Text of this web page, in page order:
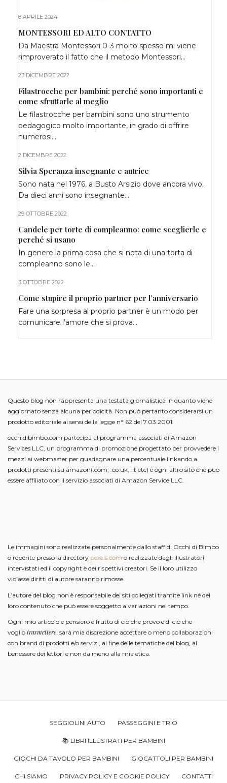
8 APRILE 2024
MONTESSORI ED ALTO CONTATTO
Da Maestra Montessori 0-3 molto spesso mi viene
rimproverato il fatto che il metodo Montessori…
23 DICEMBRE 2022
Filastrocche per bambini: perché sono importanti e
come sfruttarle al meglio
Le filastrocche per bambini sono uno strumento
pedagogico molto importante, in grado di offrire
numerosi…
2 DICEMBRE 2022
Silvia Speranza insegnante e autrice
Sono nata nel 1976, a Busto Arsizio dove ancora vivo.
Da dieci anni sono insegnante…
29 OTTOBRE 2022
Candele per torte di compleanno: come sceglierle e
perché si usano
In genere la prima cosa che si nota di una torta di
compleanno sono le…
3 OTTOBRE 2022
Come stupire il proprio partner per l’anniversario
Fare una sorpresa al proprio partner è un modo per
comunicare l’amore che si prova…
Questo blog non rappresenta una testata giornalistica in quanto viene
aggiornato senza alcuna periodicità. Non può pertanto considerarsi un
prodotto editoriale ai sensi della legge n° 62 del 7.03.2001.
occhidibimbo.com partecipa al programma associati di Amazon
Services LLC, un programma di promozione progettato per provvedere i
mezzi ai webmaster per guadagnare una percentuale linkando a
prodotti presenti su amazon(.com, .co.uk, .it etc) e ogni altro sito che può
essere affiliato con il servizio associati di Amazon Service LLC.
Le immagini sono realizzate personalmente dallo staff di Occhi di Bimbo
o reperite presso la directory pexels.com o realizzate dagli illustratori
intervistati ed il copyright è dei rispettivi creatori. Se il loro utilizzo
violasse diritti di autore saranno rimosse.
L’autore del blog non è responsabile dei siti collegati tramite link né del
loro contenuto che può essere soggetto a variazioni nel tempo.
Ogni mio articolo e pensiero è frutto di ciò che provo e di ciò che
voglio trasmettere, sarà mia discrezione accettare o meno collaborazioni
con brand di prodotti e/o servizi, al fine delle tematiche del blog, al
benessere dei lettori e non da meno alla mia etica.
SEGGIOLINI AUTO PASSEGGINI E TRIO
📚 LIBRI ILLUSTRATI PER BAMBINI
GIOCHI DA TAVOLO PER BAMBINI GIOCATTOLI PER BAMBINI
CHI SIAMO PRIVACY POLICY E COOKIE POLICY CONTATTI